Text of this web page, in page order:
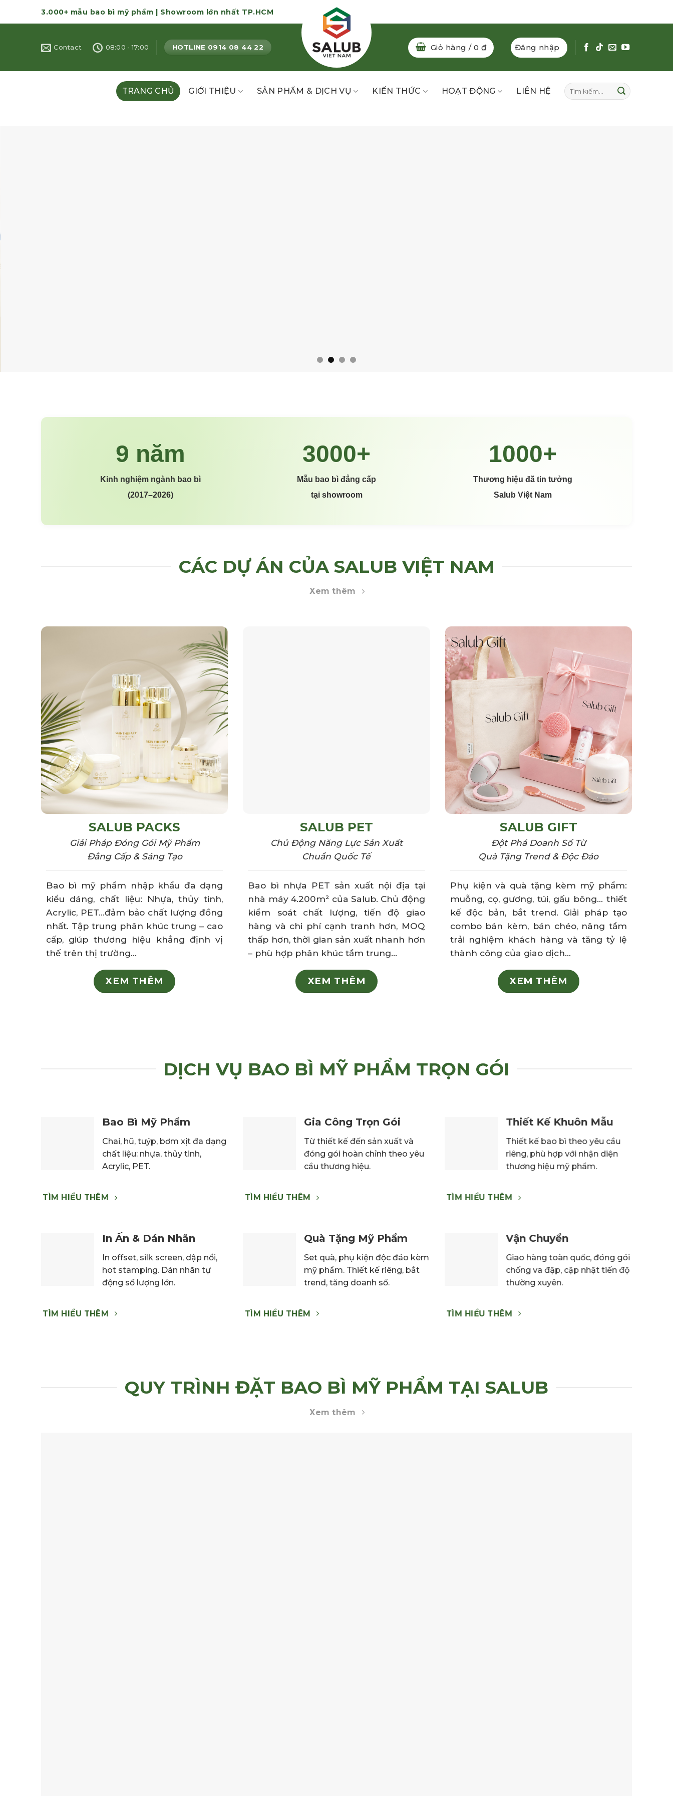
3.000+ mẫu bao bì mỹ phẩm | Showroom lớn nhất TP.HCM
Contact 08:00 - 17:00 HOTLINE 0914 08 44 22 Giỏ hàng / 0 ₫ Đăng nhập
TRANG CHỦ GIỚI THIỆU SẢN PHẨM & DỊCH VỤ KIẾN THỨC HOẠT ĐỘNG LIÊN HỆ
Tìm
kiếm:
Kinh nghiệm ngành bao bì
(2017–2026)
Mẫu bao bì đẳng cấp
tại showroom
Thương hiệu đã tin tưởng
Salub Việt Nam
CÁC DỰ ÁN CỦA SALUB VIỆT NAM
Xem thêm
SALUB PACKS
Giải Pháp Đóng Gói Mỹ Phẩm
Đẳng Cấp & Sáng Tạo
Bao bì mỹ phẩm nhập khẩu đa dạng
kiểu dáng, chất liệu: Nhựa, thủy tinh,
Acrylic, PET…đảm bảo chất lượng đồng
nhất. Tậptrung phân khúctrung – cao
cấp, giúp thương hiệu khẳng định vị
thế trên thị trường…
XEM THÊM
SALUB PET
Chủ Động Năng Lực Sản Xuất
Chuẩn Quốc Tế
Bao bì nhựa PET sản xuất nội địa tại
nhà máy 4.200m² của Salub. Chủ động
kiểm soát chất lượng, tiến độ giao
hàng và chi phí cạnh tranh hơn, MOQ
thấp hơn, thời gian sản xuất nhanh hơn
– phù hợp phân khúc tầm trung…
XEM THÊM
SALUB GIFT
Đột Phá Doanh Số Từ
Quà Tặng Trend & Độc Đáo
Phụ kiện và quà tặng kèm mỹ phẩm:
muỗng, cọ, gương, túi, gấu bông… thiết
kế độc bản, bắt trend. Giải pháp tạo
combo bán kèm, bán chéo, nâng tầm
trải nghiệm khách hàng và tăng tỷ lệ
thành công của giao dịch…
XEM THÊM
DỊCH VỤ BAO BÌ MỸ PHẨM TRỌN GÓI
Bao Bì Mỹ Phẩm
Chai, hũ, tuýp, bơm xịt đa dạng
chất liệu: nhựa, thủy tinh,
Acrylic, PET.
TÌM HIỂU THÊM
Gia Công Trọn Gói
Từ thiết kế đến sản xuất và
đóng gói hoàn chỉnh theo yêu
cầu thương hiệu.
TÌM HIỂU THÊM
Thiết Kế Khuôn Mẫu
Thiết kế bao bì theo yêu cầu
riêng, phù hợp với nhận diện
thương hiệu mỹ phẩm.
TÌM HIỂU THÊM
In Ấn & Dán Nhãn
In offset, silk screen, dập nổi,
hot stamping. Dán nhãn tự
động số lượng lớn.
TÌM HIỂU THÊM
Quà Tặng Mỹ Phẩm
Set quà, phụ kiện độc đáo kèm
mỹ phẩm. Thiết kế riêng, bắt
trend, tăng doanh số.
TÌM HIỂU THÊM
Vận Chuyển
Giao hàng toàn quốc, đóng gói
chống va đập, cập nhật tiến độ
thường xuyên.
TÌM HIỂU THÊM
QUY TRÌNH ĐẶT BAO BÌ MỸ PHẨM TẠI SALUB
Xem thêm